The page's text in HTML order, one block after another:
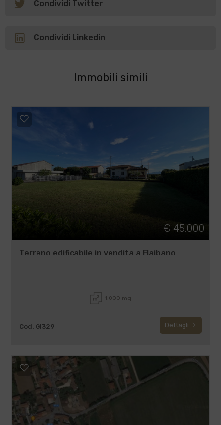
Condividi Twitter
Condividi Linkedin
Immobili simili
€ 45.000
Terreno edificabile in vendita a Flaibano
1.000 mq
Cod. GI329 Dettagli